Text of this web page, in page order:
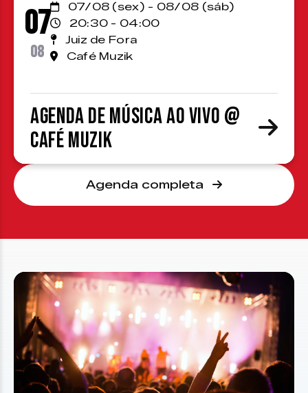
07
08
07/08 (sex) - 08/08 (sáb)
20:30 - 04:00
Juiz de Fora
Café Muzik
Agenda de Música ao Vivo @
Café Muzik
Agenda completa